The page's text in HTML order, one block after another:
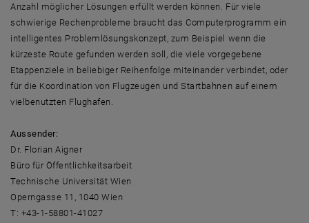
Anzahl möglicher Lösungen erfüllt werden können. Für viele
schwierige Rechenprobleme braucht das Computerprogramm ein
intelligentes Problemlösungskonzept, zum Beispiel wenn die
kürzeste Route gefunden werden soll, die viele vorgegebene
Etappenziele in beliebiger Reihenfolge miteinander verbindet, oder
für die Koordination von Flugzeugen und Startbahnen auf einem
vielbenutzten Flughafen.
Aussender:
Dr. Florian Aigner
Büro für Öffentlichkeitsarbeit
Technische Universität Wien
Operngasse 11, 1040 Wien
T: +43-1-58801-41027